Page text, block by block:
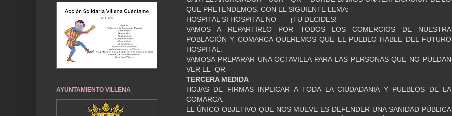
QUE PRETENDEMOS. CON EL SIGUIENTE LEMA:
HOSPITAL SI HOSPITAL NO ¡TU DECIDES!
VAMOS A REPARTIRLO POR TODOS LOS COMERCIOS DE NUESTRA
POBLACIÓN Y COMARCA QUEREMOS QUE EL PUEBLO HABLE DEL FUTURO
HOSPITAL.
VAMOSA PREPARAR UNA OCTAVILLA PARA LAS PERSONAS QUE NO PUEDAN
VER EL QR
TERCERA MEDIDA
HOJAS DE FIRMAS INPLICAR A TODA LA CIUDADANIA Y PUEBLOS DE LA
COMARCA.
EL ÚNICO OBJETIVO QUE NOS MUEVE ES DEFENDER UNA SANIDAD PÚBLICA
AYUNTAMIENTO VILLENA